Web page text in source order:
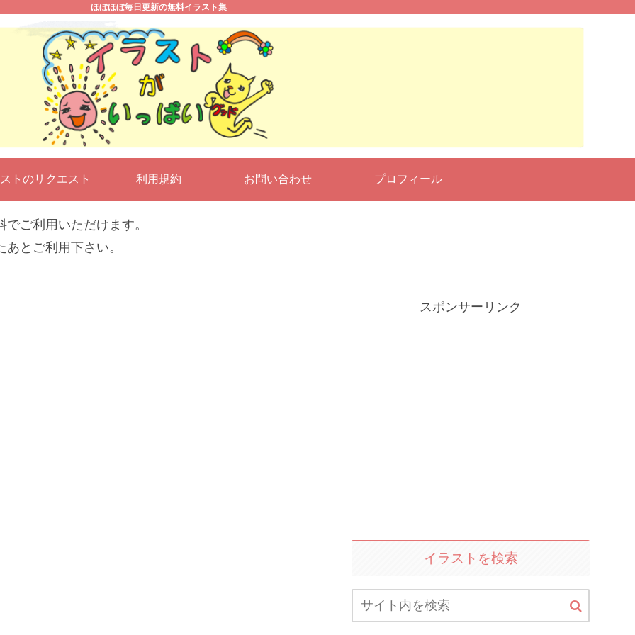
ほぼほぼ毎日更新の無料イラスト集
トのリクエスト 利用規約 お問い合わせ プロフィール
ご利用いただけます。
とご利用下さい。
スポンサーリンク
イラストを検索